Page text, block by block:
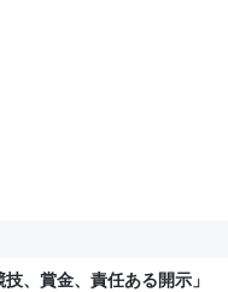
、賞金、責任ある開示」